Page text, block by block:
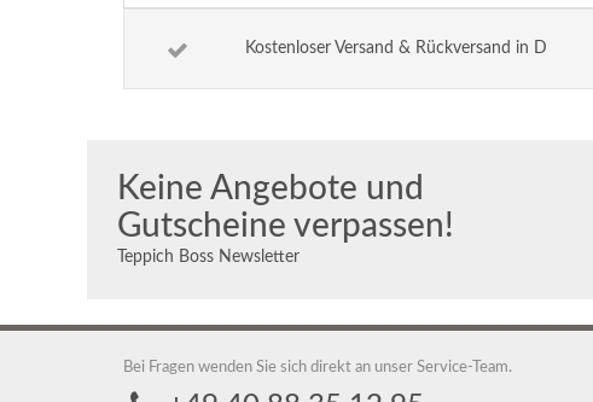
Kostenloser Versand & Rückversand in D
Keine Angebote und
Gutscheine verpassen!
Teppich Boss Newsletter
Bei Fragen wenden Sie sich direkt an unser Service-Team.